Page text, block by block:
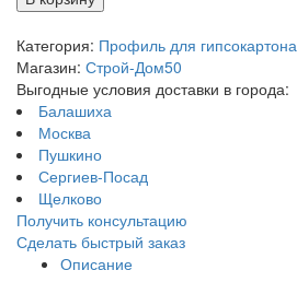
Категория: Профиль для гипсокартона
Магазин: Строй-Дом50
Выгодные условия доставки в города:
Балашиха
Москва
Пушкино
Сергиев-Посад
Щелково
Получить консультацию
Сделать быстрый заказ
Описание